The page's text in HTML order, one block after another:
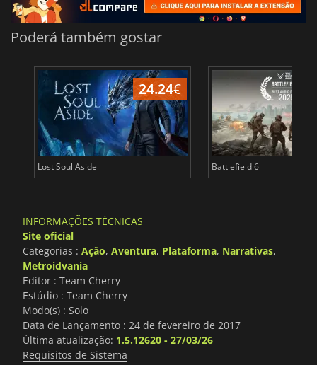
Poderá também gostar
24.24€
Lost Soul Aside Battlefield 6
INFORMAÇÕES TÉCNICAS
Site oficial
Categorias : Ação, Aventura, Plataforma, Narrativas,
Metroidvania
Editor : Team Cherry
Estúdio : Team Cherry
Modo(s) : Solo
Data de Lançamento : 24 de fevereiro de 2017
Última atualização: 1.5.12620 - 27/03/26
Requisitos de Sistema